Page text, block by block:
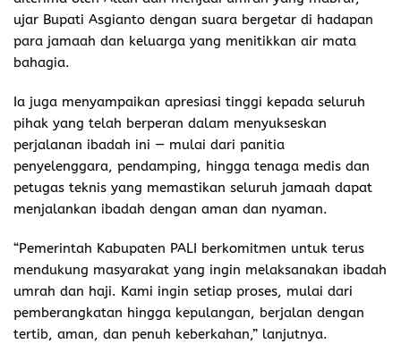
ujar Bupati Asgianto dengan suara bergetar di hadapan
para jamaah dan keluarga yang menitikkan air mata
bahagia.
Ia juga menyampaikan apresiasi tinggi kepada seluruh
pihak yang telah berperan dalam menyukseskan
perjalanan ibadah ini — mulai dari panitia
penyelenggara, pendamping, hingga tenaga medis dan
petugas teknis yang memastikan seluruh jamaah dapat
menjalankan ibadah dengan aman dan nyaman.
“Pemerintah Kabupaten PALI berkomitmen untuk terus
mendukung masyarakat yang ingin melaksanakan ibadah
umrah dan haji. Kami ingin setiap proses, mulai dari
pemberangkatan hingga kepulangan, berjalan dengan
tertib, aman, dan penuh keberkahan,” lanjutnya.